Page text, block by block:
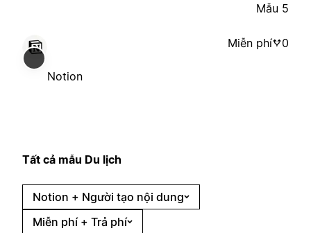
Mẫu 5
Notion
Miễn phí 0
Tất cả mẫu Du lịch
Notion + Người tạo nội dung
Miễn phí + Trả phí